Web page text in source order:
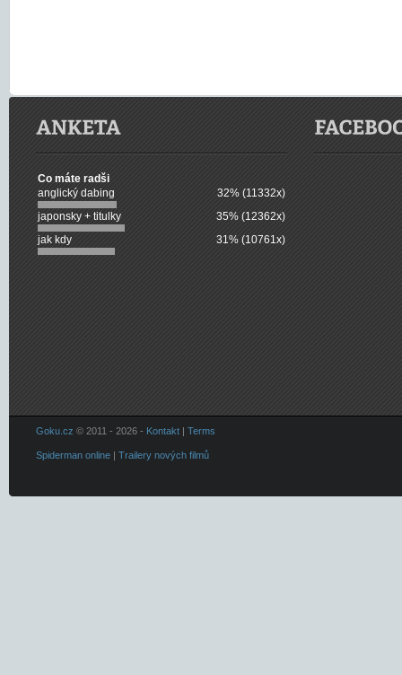
Co máte radši
anglický dabing
32% (11332x)
japonsky + titulky
35% (12362x)
jak kdy
31% (10761x)
Goku.cz © 2011 - 2026 - Kontakt | Terms
Spiderman online | Trailery nových filmů